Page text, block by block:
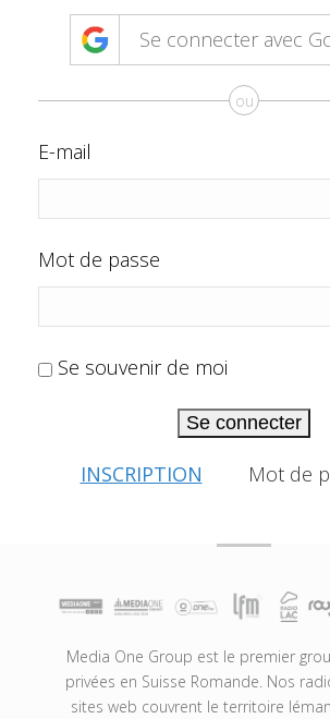
Se connecter avec
ou
E-mail
Mot de passe
Se souvenir de moi
Se connecter
INSCRIPTION Mot de
Media One Group est le premier
privées en Suisse Romande. Nos
sites web couvrent le territoire